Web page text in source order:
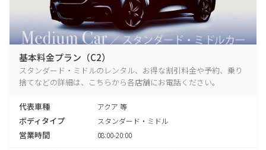
基本料金プラン（C2）
スタンダード・ミドルのレンタル、お得な割引料金や予約、乗り
捨てなどの詳細は、こちらから各店舗にお電話ください。
代表車種 アクア 等
ボディタイプ スタンダード・ミドル
営業時間 08:00-20:00